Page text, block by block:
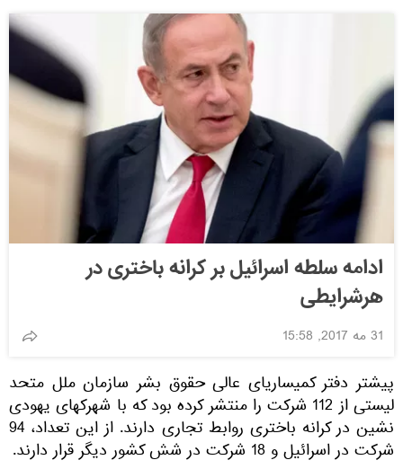
ادامه سلطه اسرائیل بر کرانه باختری در
هرشرایطی
31 مه 2017, 15:58
پیشتر دفتر کمیساریای عالی حقوق بشر سازمان ملل متحد
لیستی از 112 شرکت را منتشر کرده بود که با شهرکهای یهودی
نشین در کرانه باختری روابط تجاری دارند. از این تعداد، 94
شرکت در اسرائیل و 18 شرکت در شش کشور دیگر قرار دارند.